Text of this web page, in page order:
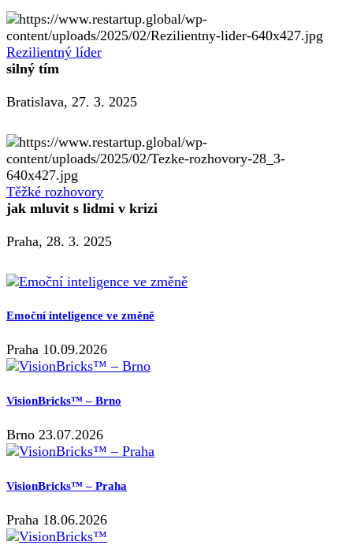
Rezilientný líder
silný tím
Bratislava, 27. 3. 2025
Těžké rozhovory
jak mluvit s lidmi v krizi
Praha, 28. 3. 2025
Emoční inteligence ve změně
Praha 10.09.2026
VisionBricks™ – Brno
Brno 23.07.2026
VisionBricks™ – Praha
Praha 18.06.2026